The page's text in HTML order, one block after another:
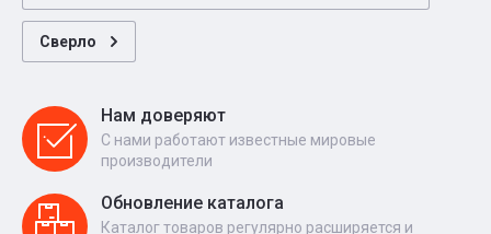
Сверло
Нам доверяют
С нами работают известные мировые
производители
Обновление каталога
Каталог товаров регулярно расширяется и